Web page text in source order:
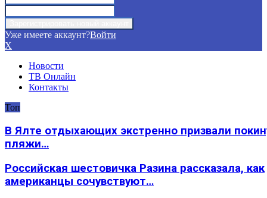
Уже имеете аккаунт?Войти
X
Новости
ТВ Онлайн
Контакты
Топ
В Ялте отдыхающих экстренно призвали
пляжи…
Российская шестовичка Разина рассказала, как
американцы сочувствуют…